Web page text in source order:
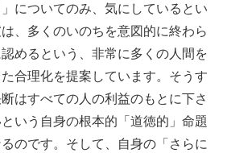
についてのみ、気にしているとい
、多くのいのちを意図的に終わら
めるという、非常に多くの人間を
合理化を提案しています。そうす
はすべての人の利益のもとに下さ
いう自身の根本的「道徳的」命題
のです。そして、自身の「さらに